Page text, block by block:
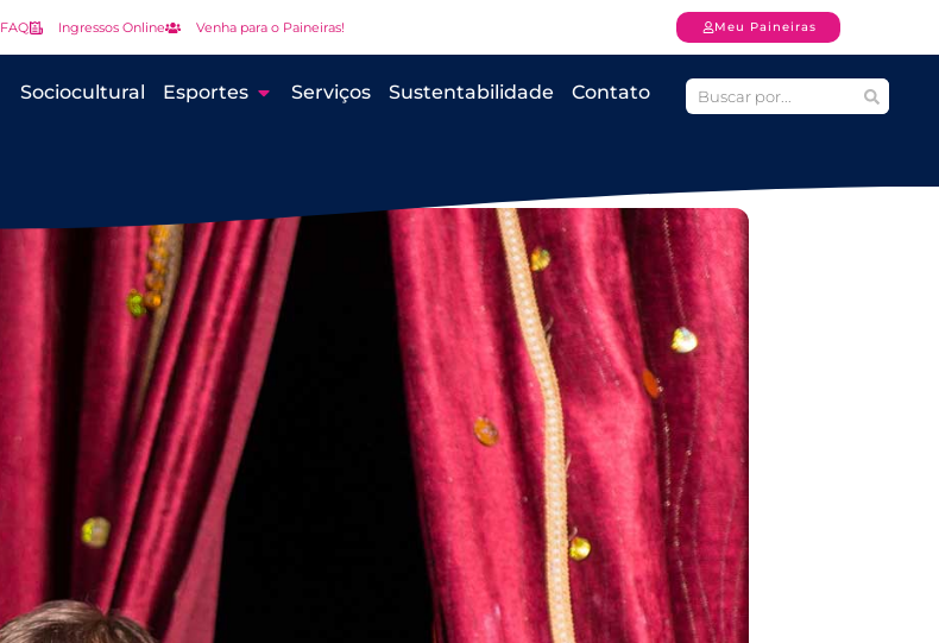
FAQ Ingressos Online Venha para o Paineiras! Meu Paineiras
Sociocultural Esportes Serviços Sustentabilidade Contato